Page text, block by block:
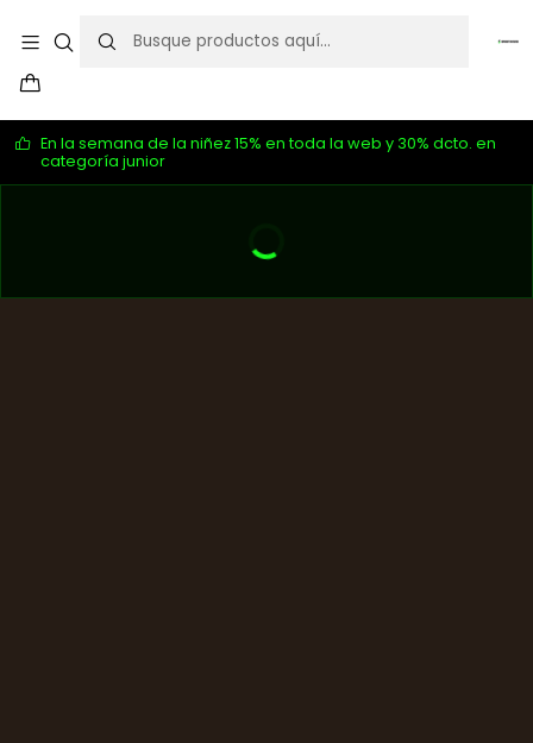
En la semana de la niñez 15% en toda la web y 30% dcto. en
categoría junior